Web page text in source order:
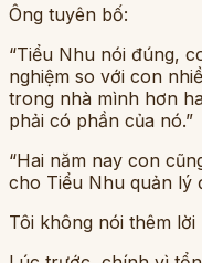
Ông tuyên bố:
“Tiểu Nhu nói đúng,
nghiệm so với con
trong nhà mình hơn
phải có phần của nó.”
“Hai năm nay con
cho Tiểu Nhu quản lý
Tôi không nói thêm lời